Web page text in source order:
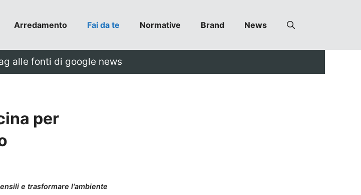
Arredamento Fai da te Normative Brand News
alle fonti di google news
per
e trasformare l'ambiente